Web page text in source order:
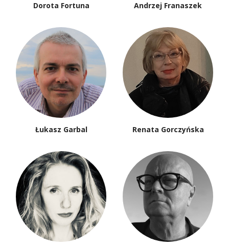
Dorota Fortuna Andrzej Franaszek
Łukasz Garbal Renata Gorczyńska